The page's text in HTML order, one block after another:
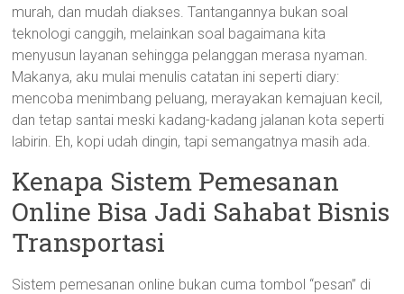
murah, dan mudah diakses. Tantangannya bukan soal
teknologi canggih, melainkan soal bagaimana kita
menyusun layanan sehingga pelanggan merasa nyaman.
Makanya, aku mulai menulis catatan ini seperti diary:
mencoba menimbang peluang, merayakan kemajuan kecil,
dan tetap santai meski kadang-kadang jalanan kota seperti
labirin. Eh, kopi udah dingin, tapi semangatnya masih ada.
Kenapa Sistem Pemesanan
Online Bisa Jadi Sahabat Bisnis
Transportasi
Sistem pemesanan online bukan cuma tombol “pesan” di